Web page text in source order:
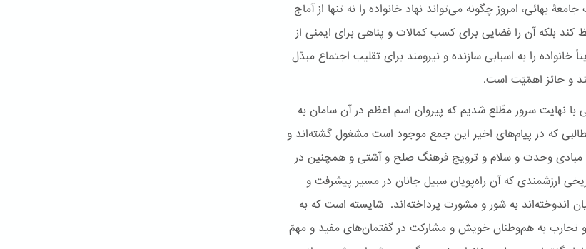
بهائی، امروز چگونه می‌تواند نهاد خانواده را نه تنها از آماج
کند بلکه آن را فضایی برای کسب کمالات و پناهی برای ایمنی از
خانواده را به اسبابی سازنده و نیرومند برای تقلیب اجتماع مبدّل
و حائز اهمّیّت است.
با نهایت سرور مطّلع شدیم که پیروان اسم اعظم در آن‌ سامان به
که در پیام‌های اخیر این جمع موجود است مشغول‌ گشته‌اند و
مبادی وحدت و سلام و ترویج فرهنگ صلح و آشتی و همچنین در
ارزشمندی که آن راه‌پویان سبیل جانان در مسیر پیشرفت و
اندوخته‌اند به شور و مشورت پرداخته‌اند. شایسته است که به
و تجارب به هم‌وطنان خویش و مشارکت در گفتمان‌های مفید و مهمّ